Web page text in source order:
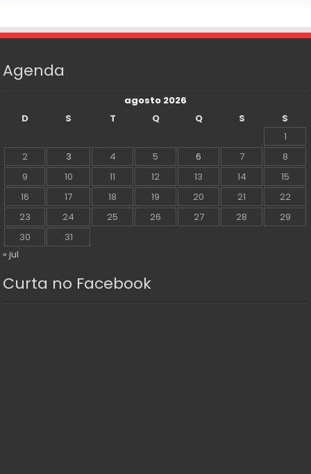
Agenda
agosto 2026
D
S T Q Q S
S
1
2
3 4 5 6 7
8
9
10 11 12 13 14
15
16
17 18 19 20 21
22
23
24 25 26 27 28
29
30
31
« jul
Curta no Facebook